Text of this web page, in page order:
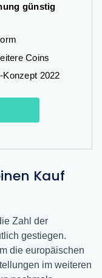
günstig
Coins
2022
Kauf
Zahl der
gestiegen.
die europäischen
im weiteren